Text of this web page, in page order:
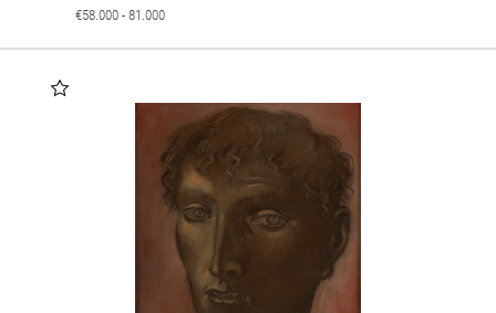
€58.000 - 81.000